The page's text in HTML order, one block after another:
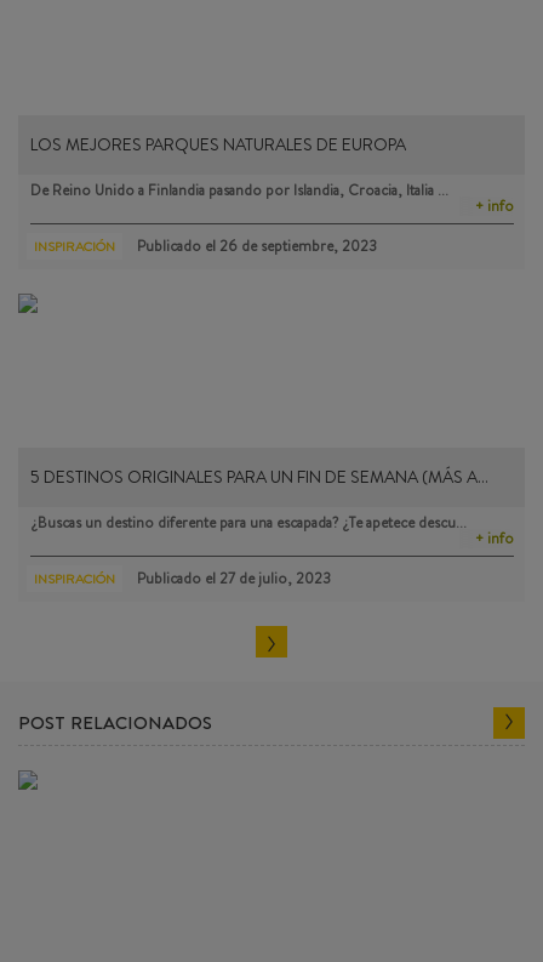
LOS MEJORES PARQUES NATURALES DE EUROPA
De Reino Unido a Finlandia pasando por Islandia, Croacia, Italia …
+ info
INSPIRACIÓN Publicado el 26 de septiembre, 2023
5 DESTINOS ORIGINALES PARA UN FIN DE SEMANA (MÁS A…
¿Buscas un destino diferente para una escapada? ¿Te apetece descu…
+ info
INSPIRACIÓN Publicado el 27 de julio, 2023
POST RELACIONADOS